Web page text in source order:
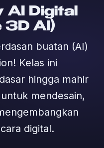
AI Digital
3D AI)
buatan (AI)
Kelas ini
hingga mahir
mendesain,
digital.